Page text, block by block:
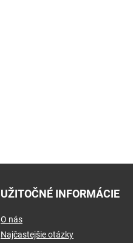
UŽITOČNÉ INFORMÁCIE
O nás
Najčastejšie otázky